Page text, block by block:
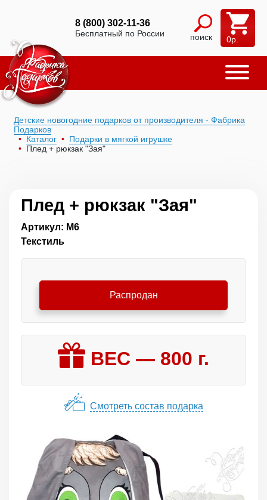
8 (800) 302-11-36
Бесплатный по России поиск 0р.
Детские новогодние подарков от производителя - Фабрика
Подарков
Каталог
Подарки в мягкой игрушке
Плед + рюкзак "Зая"
Плед + рюкзак "Зая"
Артикул: М6
Текстиль
Распродан
ВЕС — 800 г.
Смотреть состав подарка